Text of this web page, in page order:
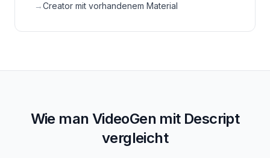
→Creator mit vorhandenem Material
Wie man VideoGen mit Descript
vergleicht